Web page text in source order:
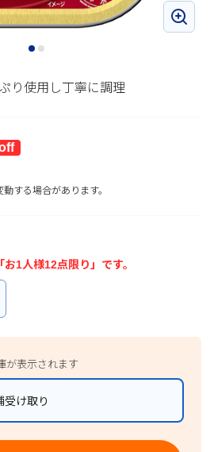
り使用し丁寧に調理
する場合があります。
1人様12点限り」です。
が表示されます
受け取り